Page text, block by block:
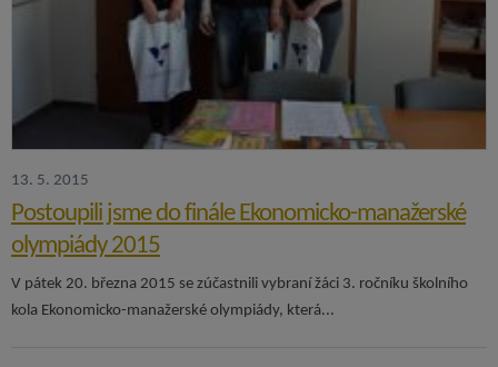
13. 5. 2015
Postoupili jsme do finále Ekonomicko-manažerské
olympiády 2015
V pátek 20. března 2015 se zúčastnili vybraní žáci 3. ročníku školního
kola Ekonomicko-manažerské olympiády, která...